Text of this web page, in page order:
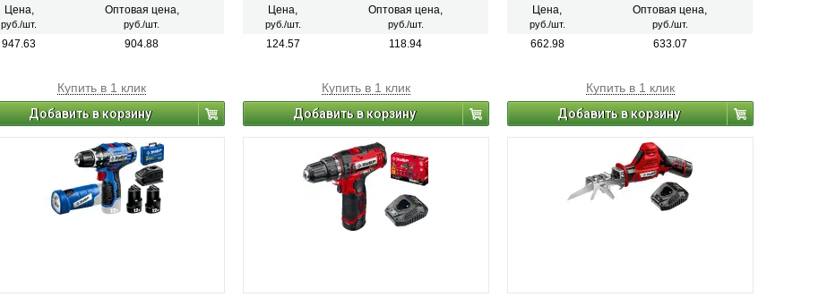
Цена,
руб./шт.
Оптовая цена,
руб./шт.
947.63 904.88
Купить в 1 клик
Добавить в корзину
Цена,
руб./шт.
Оптовая цена,
руб./шт.
124.57 118.94
Купить в 1 клик
Добавить в корзину
Цена,
руб./шт.
Оптовая цена,
руб./шт.
662.98 633.07
Купить в 1 клик
Добавить в корзину